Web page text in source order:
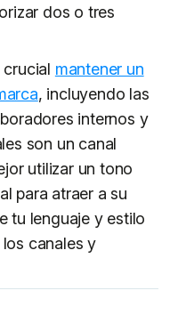
dos o tres
crucial mantener un
, incluyendo las
internos y
son un canal
utilizar un tono
para atraer a su
tu lenguaje y estilo
canales y